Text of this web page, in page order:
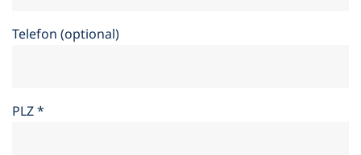
Telefon (optional)
PLZ*